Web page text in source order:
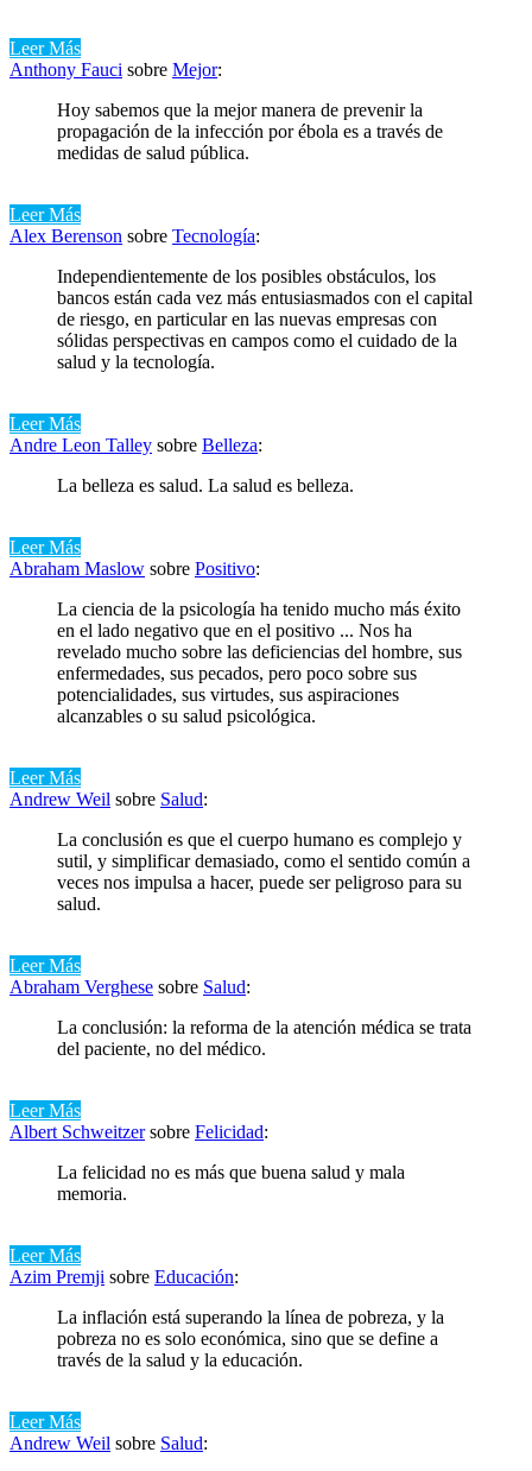
Leer Más
Anthony Fauci sobre Mejor:
Hoy sabemos que la mejor manera de prevenir la
propagación de la infección por ébola es a través de
medidas de salud pública.
Leer Más
Alex Berenson sobre Tecnología:
Independientemente de los posibles obstáculos, los
bancos están cada vez más entusiasmados con el capital
de riesgo, en particular en las nuevas empresas con
sólidas perspectivas en campos como el cuidado de la
salud y la tecnología.
Leer Más
Andre Leon Talley sobre Belleza:
La belleza es salud. La salud es belleza.
Leer Más
Abraham Maslow sobre Positivo:
La ciencia de la psicología ha tenido mucho más éxito
en el lado negativo que en el positivo ... Nos ha
revelado mucho sobre las deficiencias del hombre, sus
enfermedades, sus pecados, pero poco sobre sus
potencialidades, sus virtudes, sus aspiraciones
alcanzables o su salud psicológica.
Leer Más
Andrew Weil sobre Salud:
La conclusión es que el cuerpo humano es complejo y
sutil, y simplificar demasiado, como el sentido común a
veces nos impulsa a hacer, puede ser peligroso para su
salud.
Leer Más
Abraham Verghese sobre Salud:
La conclusión: la reforma de la atención médica se trata
del paciente, no del médico.
Leer Más
Albert Schweitzersobre Felicidad:
La felicidad no es más que buena salud y mala
memoria.
Leer Más
Azim Premji sobre Educación:
La inflación está superando la línea de pobreza, y la
pobreza no es solo económica, sino que se define a
través de la salud y la educación.
Leer Más
Andrew Weil sobre Salud: